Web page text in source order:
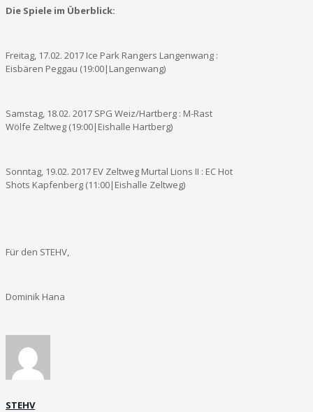
Die Spiele im Überblick:
Freitag, 17.02. 2017 Ice Park Rangers Langenwang :
Eisbären Peggau (19:00|Langenwang)
Samstag, 18.02. 2017 SPG Weiz/Hartberg : M-Rast
Wölfe Zeltweg (19:00|Eishalle Hartberg)
Sonntag, 19.02. 2017 EV Zeltweg Murtal Lions II : EC Hot
Shots Kapfenberg (11:00|Eishalle Zeltweg)
Für den STEHV,
Dominik Hana
STEHV